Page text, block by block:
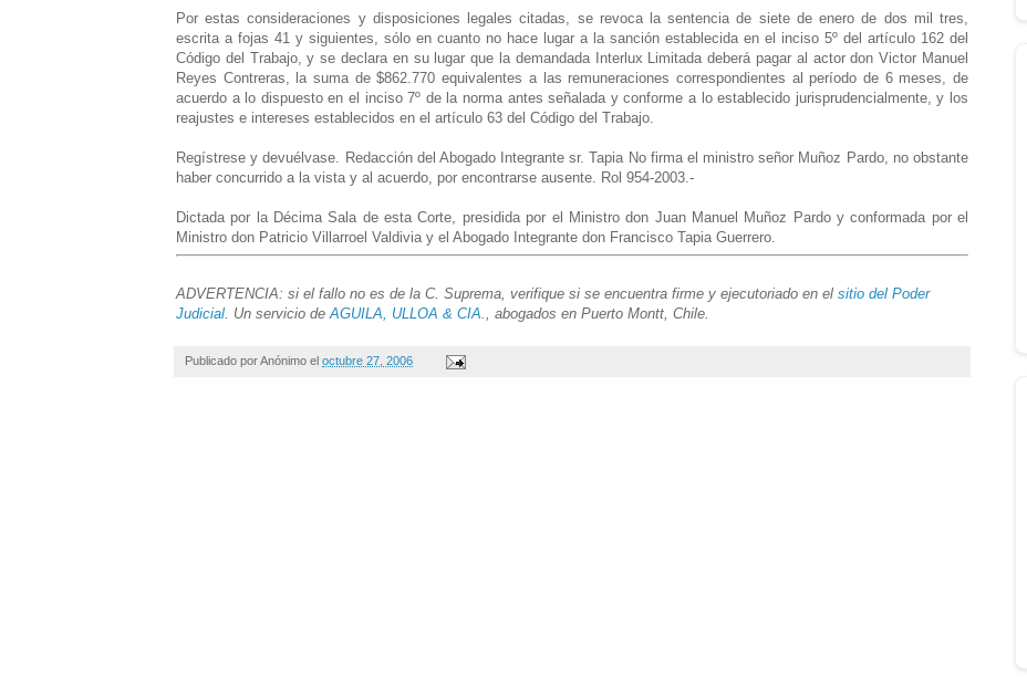
Por estas consideraciones y disposiciones legales citadas, se revoca la sentencia de siete de enero de dos mil tres,
escrita a fojas 41 y siguientes, sólo en cuanto no hace lugar a la sanción establecida en el inciso 5º del artículo 162 del
Código del Trabajo, y se declara en su lugar que la demandada Interlux Limitada deberá pagar al actor don Victor Manuel
Reyes Contreras, la suma de $862.770 equivalentes a las remuneraciones correspondientes al período de 6 meses, de
acuerdo a lo dispuesto en el inciso 7º de la norma antes señalada y conforme a lo establecido jurisprudencialmente, y los
reajustes e intereses establecidos en el artículo 63 del Código del Trabajo.
Regístrese y devuélvase. Redacción del Abogado Integrante sr. Tapia No firma el ministro señor Muñoz Pardo, no obstante
haber concurrido a la vista y al acuerdo, por encontrarse ausente. Rol 954-2003.-
Dictada por la Décima Sala de esta Corte, presidida por el Ministro don Juan Manuel Muñoz Pardo y conformada por el
Ministro don Patricio Villarroel Valdivia y el Abogado Integrante don Francisco Tapia Guerrero.
ADVERTENCIA: si el fallo no es de la C. Suprema, verifique si se encuentra firme y ejecutoriado en el sitio del Poder
Judicial . Un servicio de AGUILA, ULLOA & CIA. , abogados en Puerto Montt, Chile.
Publicado porAnónimo el octubre 27, 2006